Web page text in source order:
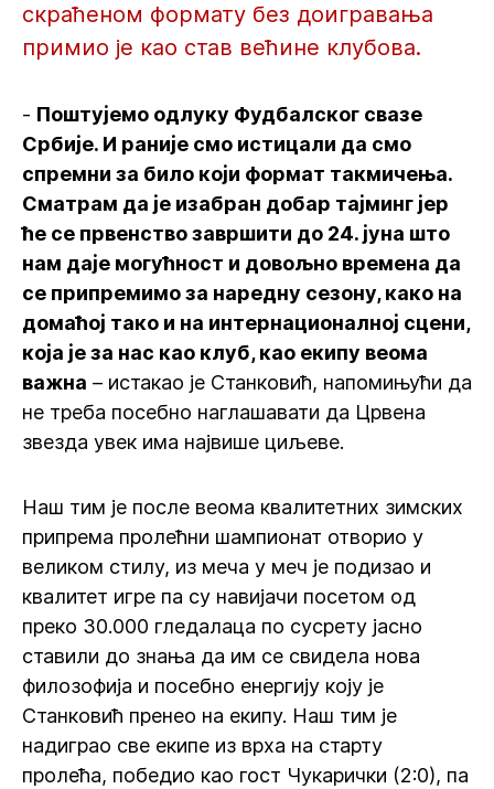
скраћеном формату без доигравања
примио је као став већине клубова.
- Поштујемо одлуку Фудбалског свазе
Србије. И раније смо истицали да смо
спремни за било који формат такмичења.
Сматрам да је изабран добар тајминг јер
ће се првенство завршити до 24. јуна што
нам даје могућност и довољно времена да
се припремимо за наредну сезону, како на
домаћој тако и на интернационалној сцени,
која је за нас као клуб, као екипу веома
важна – истакао је Станковић, напомињући да
не треба посебно наглашавати да Црвена
звезда увек има највише циљеве.
Наш тим је после веома квалитетних зимских
припрема пролећни шампионат отворио у
великом стилу, из меча у меч је подизао и
квалитет игре па су навијачи посетом од
преко 30.000 гледалаца по сусрету јасно
ставили до знања да им се свидела нова
филозофија и посебно енергију коју је
Станковић пренео на екипу. Наш тим је
надиграо све екипе из врха на старту
пролећа, победио као гост Чукарички (2:0), па